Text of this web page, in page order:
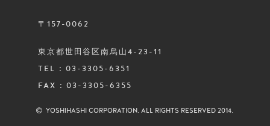
〒157-0062
東京都世田谷区南烏山4-23-11
TEL : 03-3305-6351
FAX : 03-3305-6355
YOSHIHASHI CORPORATION. ALL RIGHTS RESERVED 2014.